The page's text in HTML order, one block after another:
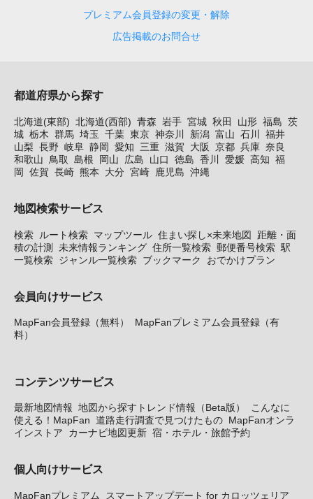
プレミアム会員登録の変更・解除
広告掲載のお問合せ
都道府県から探す
北海道(東部) 北海道(西部) 青森 岩手 宮城 秋田 山形 福島 茨
城 栃木 群馬 埼玉 千葉 東京 神奈川 新潟 富山 石川
福井
山梨 長野 岐阜 静岡 愛知 三重 滋賀 大阪 京都 兵庫 奈良
和歌山
鳥取 島根 岡山 広島 山口 徳島 香川 愛媛 高知 福
岡
佐賀 長崎 熊本 大分 宮崎 鹿児島 沖縄
地図検索サービス
検索 ルート検索 マップツール 住まい探し×未来地図
距離・面
積の計測
未来情報ランキング 住所一覧検索 郵便番号検索 駅
一覧検索 ジャンル一覧検索 ブックマーク おでかけプラン
会員向けサービス
MapFan会員登録（無料）
MapFanプレミアム会員登録（有
料）
コンテンツサービス
最新地図情報 地図から探すトレンド情報（Beta版）
こんなに
使える！MapFan 道路走行調査で見つけたもの MapFanオンラ
インストア
カーナビ地図更新 宿・ホテル・旅館予約
個人向けサービス
MapFanプレミアム
スマートアップデート for カロッツェリア